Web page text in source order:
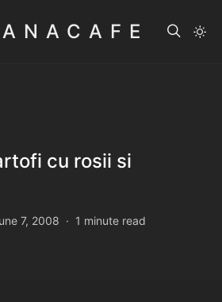
cu rosii si
7, 2008 1 minute read